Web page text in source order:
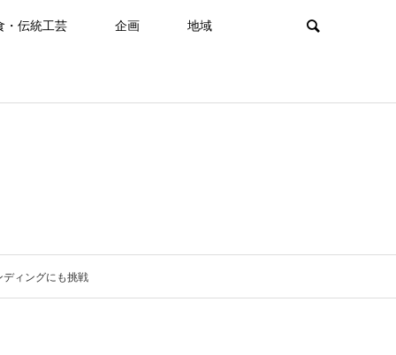
・伝統工芸 企画 地域
ディングにも挑戦